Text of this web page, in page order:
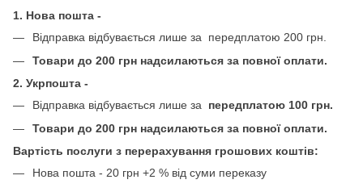
1. Нова пошта -
Відправка відбувається лише за передплатою 200 грн.
Товари до 200 грн надсилаються за повної оплати.
2. Укрпошта -
Відправка відбувається лише за передплатою 100 грн.
Товари до 200 грн надсилаються за повної оплати.
Вартість послуги з перерахування грошових коштів:
Нова пошта - 20 грн +2 % від суми переказу